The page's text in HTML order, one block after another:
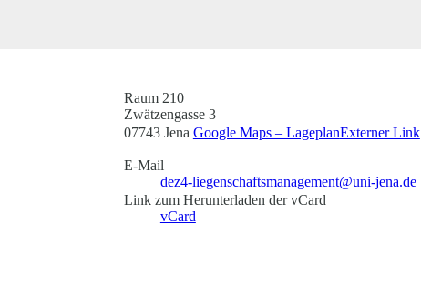
Raum 210
Zwätzengasse 3
07743 Jena Google Maps – LageplanExterner Link
E-Mail
dez4-liegenschaftsmanagement@uni-jena.de
Link zum Herunterladen der vCard
vCard